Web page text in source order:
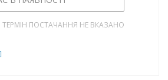
ПОСТАЧАННЯ НЕ ВКАЗАНО